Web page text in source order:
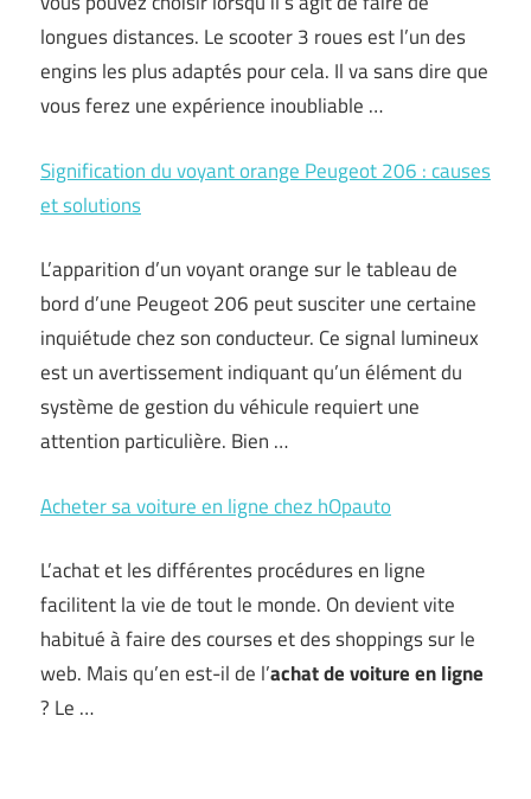
longues distances. Le scooter 3 roues est l’un des
engins les plus adaptés pour cela. Il va sans dire que
vous ferez une expérience inoubliable …
Signification du voyant orange Peugeot 206 : causes
et solutions
L’apparition d’un voyant orange sur le tableau de
bord d’une Peugeot 206 peut susciter une certaine
inquiétude chez son conducteur. Ce signal lumineux
est un avertissement indiquant qu’un élément du
système de gestion du véhicule requiert une
attention particulière. Bien …
Acheter sa voiture en ligne chez hOpauto
L’achat et les différentes procédures en ligne
facilitent la vie de tout le monde. On devient vite
habitué à faire des courses et des shoppings sur le
web. Mais qu’en est-il de l’achat de voiture en ligne
? Le …